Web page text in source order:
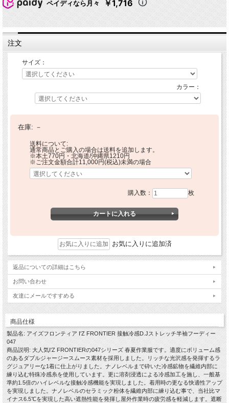
ペイディなら月々 ￥1,716
注文
サイズ：
カラー：
在庫: －
送料について:
通常商品とご購入の場合は送料を追加します。
※本土770円・北海道/沖縄県1210円
※ご注文金額合計11,000円(税込)未満の場合
購入数： 枚
お気に入りに追加済
返品についての詳細はこちら
お問い合わせ
友達にメールですすめる
商品仕様
製品名: アイズフロンティア I'Z FRONTIER 接触冷感D.Jストレッチ半袖フーディー
047
商品説明: 大人気I'Z FRONTIERの047シリーズ 春夏作業服です。適度にボリューム感
のあるダブルジャージースムース素材を採用しました。リッチな光沢感を発揮するラ
グジュアリーな1着に仕上がりました。ナノレベルまで砕いた冷感鉱物を繊維内部に
練り込む特殊冷感糸を使用しています。更に溶剤浸透による冷感加工を施し、一般基
準約1.5倍のハイレベルな接触冷感機能を実現しました。着用時の更なる快適性アップ
を実現しました。ナノレベルのセラミック粉体を繊維内部に練り込む事で、当社比マ
イナス6.5℃を実現した高い遮熱性能を発揮し屋外作業時の疲労感を軽減します。遮断